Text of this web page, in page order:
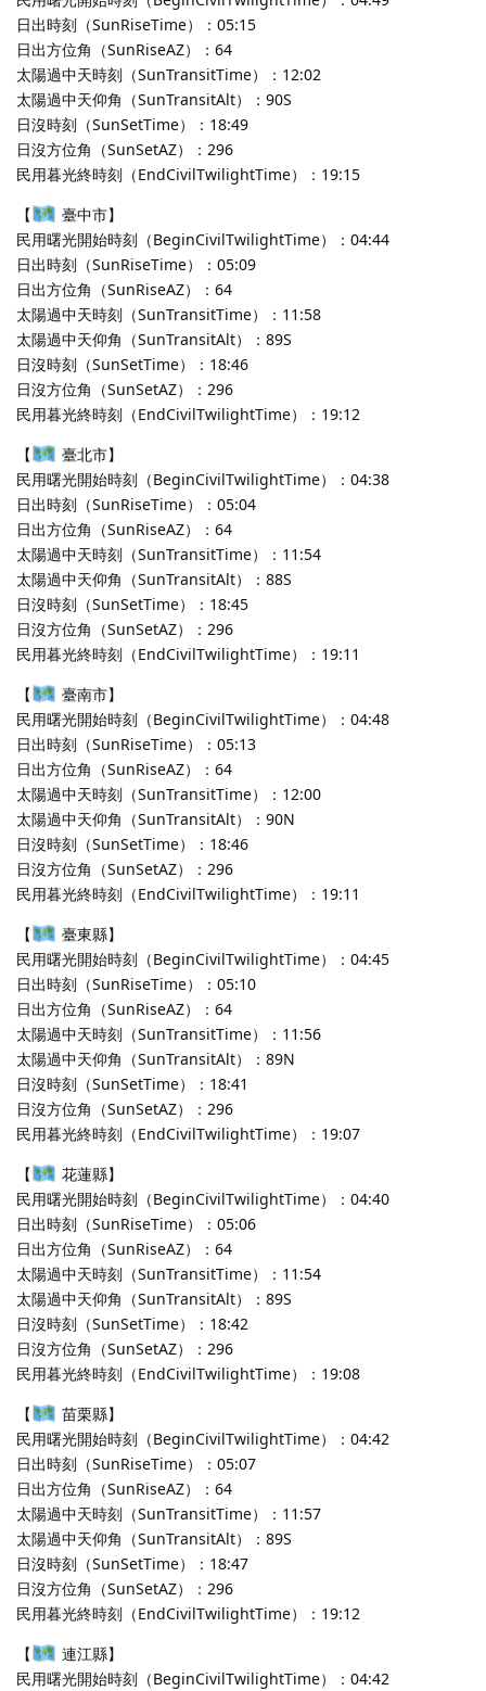
日出時刻（SunRiseTime）：05:15
日出方位角（SunRiseAZ）：64
太陽過中天時刻（SunTransitTime）：12:02
太陽過中天仰角（SunTransitAlt）：90S
日沒時刻（SunSetTime）：18:49
日沒方位角（SunSetAZ）：296
民用暮光終時刻（EndCivilTwilightTime）：19:15
【
臺中市】
民用曙光開始時刻（BeginCivilTwilightTime）：04:44
日出時刻（SunRiseTime）：05:09
日出方位角（SunRiseAZ）：64
太陽過中天時刻（SunTransitTime）：11:58
太陽過中天仰角（SunTransitAlt）：89S
日沒時刻（SunSetTime）：18:46
日沒方位角（SunSetAZ）：296
民用暮光終時刻（EndCivilTwilightTime）：19:12
【
臺北市】
民用曙光開始時刻（BeginCivilTwilightTime）：04:38
日出時刻（SunRiseTime）：05:04
日出方位角（SunRiseAZ）：64
太陽過中天時刻（SunTransitTime）：11:54
太陽過中天仰角（SunTransitAlt）：88S
日沒時刻（SunSetTime）：18:45
日沒方位角（SunSetAZ）：296
民用暮光終時刻（EndCivilTwilightTime）：19:11
【
臺南市】
民用曙光開始時刻（BeginCivilTwilightTime）：04:48
日出時刻（SunRiseTime）：05:13
日出方位角（SunRiseAZ）：64
太陽過中天時刻（SunTransitTime）：12:00
太陽過中天仰角（SunTransitAlt）：90N
日沒時刻（SunSetTime）：18:46
日沒方位角（SunSetAZ）：296
民用暮光終時刻（EndCivilTwilightTime）：19:11
【
臺東縣】
民用曙光開始時刻（BeginCivilTwilightTime）：04:45
日出時刻（SunRiseTime）：05:10
日出方位角（SunRiseAZ）：64
太陽過中天時刻（SunTransitTime）：11:56
太陽過中天仰角（SunTransitAlt）：89N
日沒時刻（SunSetTime）：18:41
日沒方位角（SunSetAZ）：296
民用暮光終時刻（EndCivilTwilightTime）：19:07
【
花蓮縣】
民用曙光開始時刻（BeginCivilTwilightTime）：04:40
日出時刻（SunRiseTime）：05:06
日出方位角（SunRiseAZ）：64
太陽過中天時刻（SunTransitTime）：11:54
太陽過中天仰角（SunTransitAlt）：89S
日沒時刻（SunSetTime）：18:42
日沒方位角（SunSetAZ）：296
民用暮光終時刻（EndCivilTwilightTime）：19:08
【
苗栗縣】
民用曙光開始時刻（BeginCivilTwilightTime）：04:42
日出時刻（SunRiseTime）：05:07
日出方位角（SunRiseAZ）：64
太陽過中天時刻（SunTransitTime）：11:57
太陽過中天仰角（SunTransitAlt）：89S
日沒時刻（SunSetTime）：18:47
日沒方位角（SunSetAZ）：296
民用暮光終時刻（EndCivilTwilightTime）：19:12
【
連江縣】
民用曙光開始時刻（BeginCivilTwilightTime）：04:42